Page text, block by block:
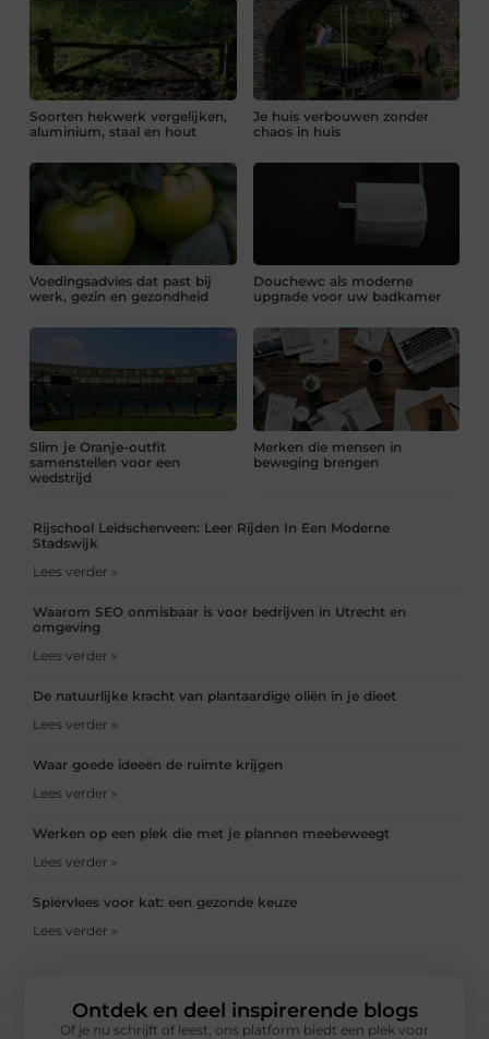
Soorten hekwerk vergelijken,
aluminium, staal en hout
Je huis verbouwen zonder
chaos in huis
Voedingsadvies dat past bij
werk, gezin en gezondheid
Douchewc als moderne
upgrade voor uw badkamer
Slim je Oranje-outfit
samenstellen voor een
wedstrijd
Merken die mensen in
beweging brengen
Rijschool Leidschenveen: Leer Rijden In Een Moderne
Stadswijk
Lees verder »
Waarom SEO onmisbaar is voor bedrijven in Utrecht en
omgeving
Lees verder »
De natuurlijke kracht van plantaardige oliën in je dieet
Lees verder »
Waar goede ideeën de ruimte krijgen
Lees verder »
Werken op een plek die met je plannen meebeweegt
Lees verder »
Spiervlees voor kat: een gezonde keuze
Lees verder »
Ontdek en deel inspirerende blogs
Of je nu schrijft of leest, ons platform biedt een plek voor